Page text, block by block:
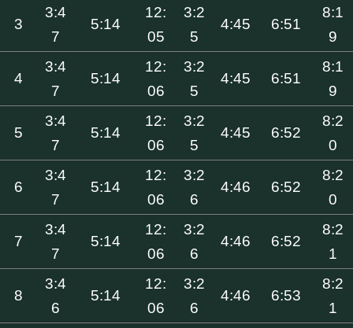
3
3:4
7
5:14
12:
05
3:2
5
4:45 6:51
8:1
9
4
3:4
7
5:14
12:
06
3:2
5
4:45 6:51
8:1
9
5
3:4
7
5:14
12:
06
3:2
5
4:45 6:52
8:2
0
6
3:4
7
5:14
12:
06
3:2
6
4:46 6:52
8:2
0
7
3:4
7
5:14
12:
06
3:2
6
4:46 6:52
8:2
1
8
3:4
6
5:14
12:
06
3:2
6
4:46 6:53
8:2
1